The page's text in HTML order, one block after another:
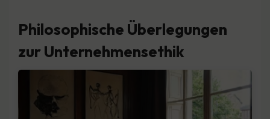
Philosophische Überlegungen
zur Unternehmensethik